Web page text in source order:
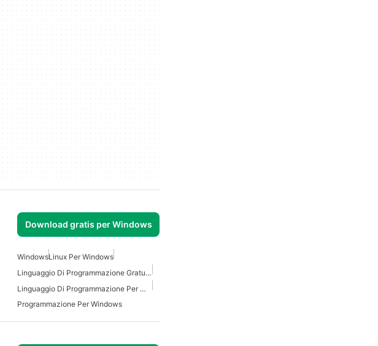
Download gratis per Windows
WindowsLinux Per Windows
Linguaggio Di Programmazione Gratuito Per Windows
Linguaggio Di Programmazione Per Windows
Programmazione Per Windows